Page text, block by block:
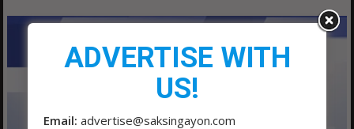
ADVERTISE WITH
US!
Email: advertise@saksingayon.com